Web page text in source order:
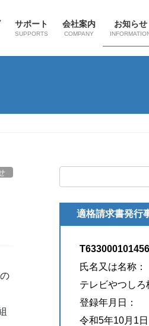
サポート
SUPPORTS
会社案内
COMPANY
お知らせ
適格請求書発行
氏名又は名称：
テレビやつしろ
登録年月日：
令和5年10月1日